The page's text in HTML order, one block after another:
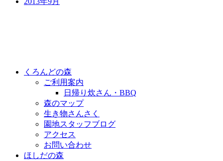
くろんどの森
ご利用案内
日帰り炊さん・BBQ
森のマップ
生き物さんさく
園地スタッフブログ
アクセス
お問い合わせ
ほしだの森